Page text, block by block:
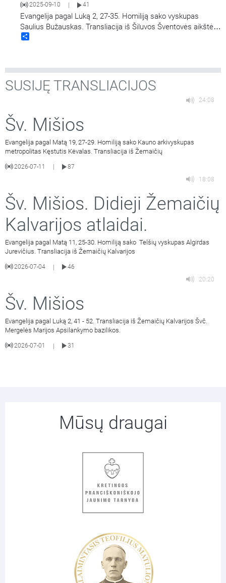
2025-09-10 41
Evangelija pagal Luką 2, 27-35. Homiliją sako vyskupas
Saulius Bužauskas. Transliacija iš Šiluvos Šventovės aikštės.
Didieji Švč. Mergelės Marijos Gimimo atlaidai.
SUSIJĘ TRANSLIACIJOS
24:08
Šv. Mišios
Evangelija pagal Matą 19, 27-29. Homiliją sako Kauno arkivyskupas
metropolitas Kęstutis Kėvalas. Transliacija iš Žemaičių
2026-07-11
87
18:08
Šv. Mišios. Didieji Žemaičių
Kalvarijos atlaidai.
Evangelija pagal Matą 11, 25-30. Homiliją sako Telšių vyskupas Algirdas
Jurevičius. Transliacija iš Žemaičių Kalvarijos
2026-07-04 |
46
20:20
Šv. Mišios
Evangelija pagal Luką 2, 41 - 52. Transliacija iš Žemaičių Kalvarijos Švč.
Mergelės Marijos Apsilankymo bazilikos.
2026-07-01 | 31
Mūsų draugai